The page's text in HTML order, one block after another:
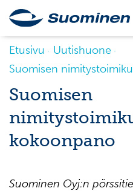
Etusivu
Uutishuone
Suomisen
Suomisen
kokoonpano
Suominen Oyj:n